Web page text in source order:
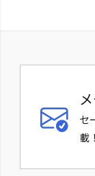
セ
載！